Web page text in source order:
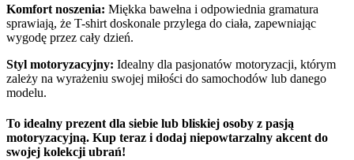
Komfort noszenia: Miękka bawełna i odpowiednia gramatura
sprawiają, że T-shirt doskonale przylega do ciała, zapewniając
wygodę przez cały dzień.
Styl motoryzacyjny: Idealny dla pasjonatów motoryzacji, którym
zależy na wyrażeniu swojej miłości do samochodów lub danego
modelu.
To idealny prezent dla siebie lub bliskiej osoby z pasją
motoryzacyjną. Kup teraz i dodaj niepowtarzalny akcent do
swojej kolekcji ubrań!